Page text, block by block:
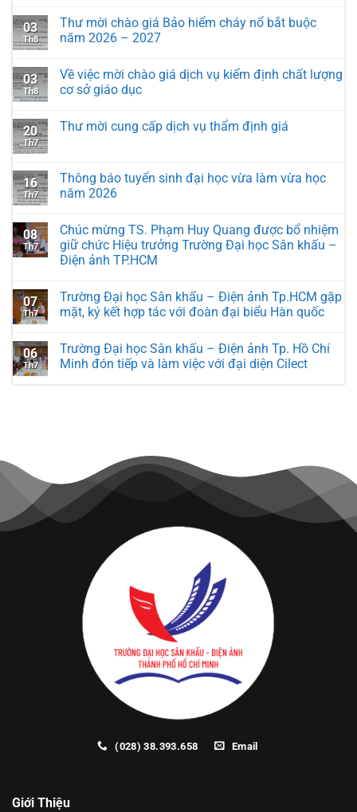
03
Th8
Thư mời chào giá Bảo hiểm cháy nổ bắt buộc
năm 2026 – 2027
03
Th8
Về việc mời chào giá dịch vụ kiểm định chất lượng
cơ sở giáo dục
20
Th7
Thư mời cung cấp dịch vụ thẩm định giá
16
Th7
Thông báo tuyển sinh đại học vừa làm vừa học
năm 2026
08
Th7
Chúc mừng TS. Phạm Huy Quang được bổ nhiệm
giữ chức Hiệu trưởng Trường Đại học Sân khấu –
Điện ảnh TP.HCM
07
Th7
Trường Đại học Sân khấu – Điện ảnh Tp.HCM gặp
mặt, ký kết hợp tác với đoàn đại biểu Hàn quốc
06
Th7
Trường Đại học Sân khấu – Điện ảnh Tp. Hồ Chí
Minh đón tiếp và làm việc với đại diện Cilect
(028) 38.393.658 Email
Giới Thiệu